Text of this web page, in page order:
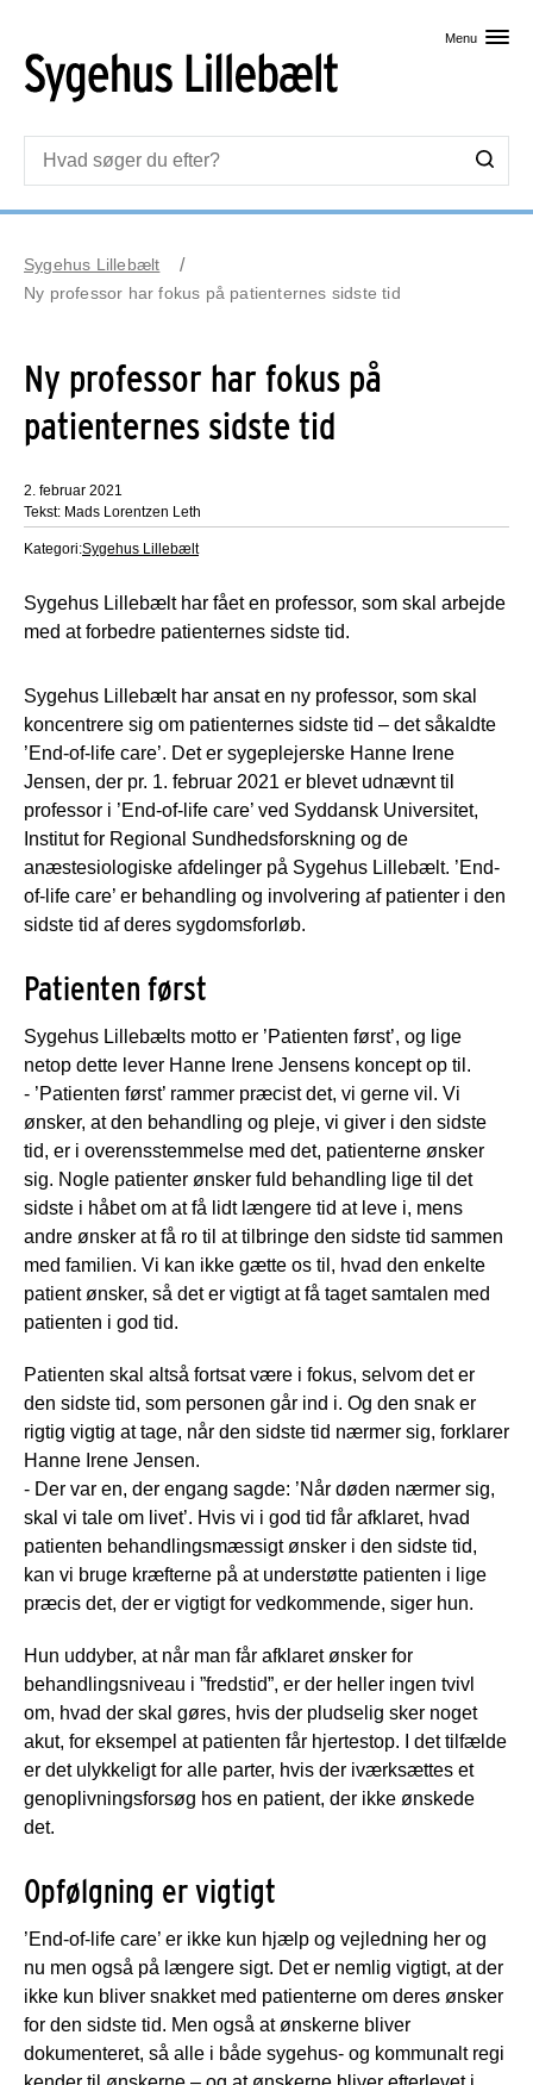
Menu
Sygehus Lillebælt
Ny professor har fokus på patienternes sidste tid
Ny professor har fokus på
patienternes sidste tid
2. februar 2021
Tekst: Mads Lorentzen Leth
Kategori:Sygehus Lillebælt
Sygehus Lillebælt har fået en professor, som skal arbejde
med at forbedre patienternes sidste tid.
Sygehus Lillebælt har ansat en ny professor, som skal
koncentrere sig om patienternes sidste tid – det såkaldte
’End-of-life care’. Det er sygeplejerske Hanne Irene
Jensen, der pr. 1. februar 2021 er blevet udnævnt til
professor i ’End-of-life care’ ved Syddansk Universitet,
Institut for Regional Sundhedsforskning og de
anæstesiologiske afdelinger på Sygehus Lillebælt. ’End-
of-life care’ er behandling og involvering af patienter i den
sidste tid af deres sygdomsforløb.
Patienten først
Sygehus Lillebælts motto er ’Patienten først’, og lige
netop dette lever Hanne Irene Jensens koncept op til.
- ’Patienten først’ rammer præcist det, vi gerne vil. Vi
ønsker, at den behandling og pleje, vi giver i den sidste
tid, er i overensstemmelse med det, patienterne ønsker
sig. Nogle patienter ønsker fuld behandling lige til det
sidste i håbet om at få lidt længere tid at leve i, mens
andre ønsker at få ro til at tilbringe den sidste tid sammen
med familien. Vi kan ikke gætte os til, hvad den enkelte
patient ønsker, så det er vigtigt at få taget samtalen med
patienten i god tid.
Patienten skal altså fortsat være i fokus, selvom det er
den sidste tid, som personen går ind i. Og den snak er
rigtig vigtig at tage, når den sidste tid nærmer sig, forklarer
Hanne Irene Jensen.
- Der var en, der engang sagde: ’Når døden nærmer sig,
skal vi tale om livet’. Hvis vi i god tid får afklaret, hvad
patienten behandlingsmæssigt ønsker i den sidste tid,
kan vi bruge kræfterne på at understøtte patienten i lige
præcis det, der er vigtigt for vedkommende, siger hun.
Hun uddyber, at når man får afklaret ønsker for
behandlingsniveau i ”fredstid”, er der heller ingen tvivl
om, hvad der skal gøres, hvis der pludselig sker noget
akut, for eksempel at patienten får hjertestop. I det tilfælde
er det ulykkeligt for alle parter, hvis der iværksættes et
genoplivningsforsøg hos en patient, der ikke ønskede
det.
Opfølgning er vigtigt
’End-of-life care’ er ikke kun hjælp og vejledning her og
nu men også på længere sigt. Det er nemlig vigtigt, at der
ikke kun bliver snakket med patienterne om deres ønsker
for den sidste tid. Men også at ønskerne bliver
dokumenteret, så alle i både sygehus- og kommunalt regi